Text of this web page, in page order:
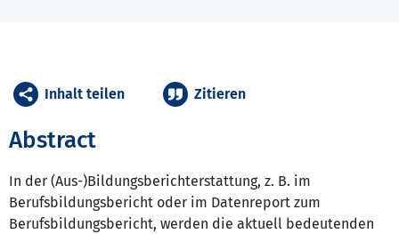
Abstract
In der (Aus-)Bildungsberichterstattung, z. B. im
Berufsbildungsbericht oder im Datenreport zum
Berufsbildungsbericht, werden die aktuell bedeutenden
Inhalt teilen Zitieren